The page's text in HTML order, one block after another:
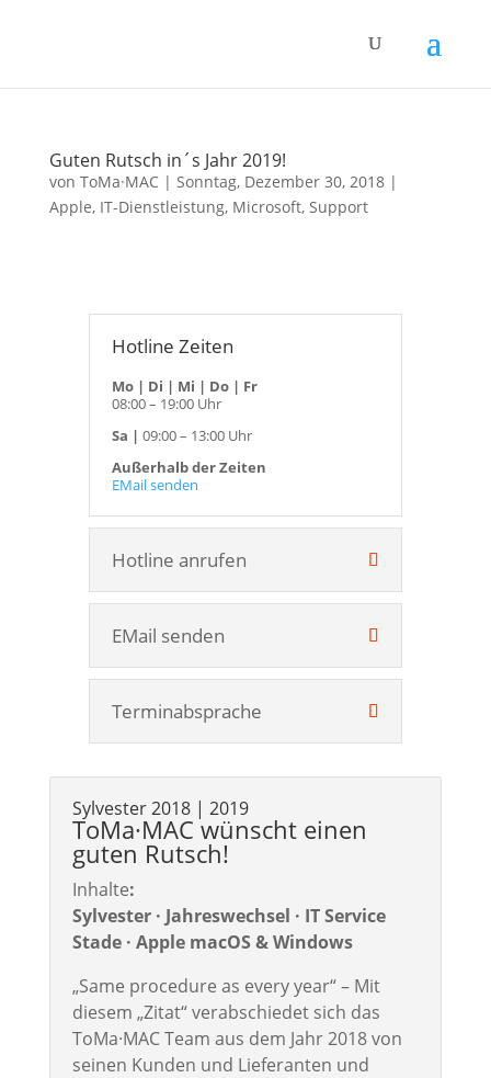
Guten Rutsch in´s Jahr 2019!
von ToMa·MAC| Sonntag, Dezember 30, 2018|
Apple, IT-Dienstleistung, Microsoft, Support
Hotline Zeiten
Mo | Di | Mi | Do | Fr
08:00 – 19:00 Uhr
Sa | 09:00 – 13:00 Uhr
Außerhalb der Zeiten
EMail senden
Hotline anrufen
EMail senden
Terminabsprache
Sylvester 2018 | 2019
ToMa·MAC wünscht einen
guten Rutsch!
Inhalte:
Sylvester · Jahreswechsel · IT Service
Stade · Apple macOS & Windows
„Same procedure as every year“ – Mit
diesem „Zitat“ verabschiedet sich das
ToMa·MAC Team aus dem Jahr 2018 von
seinen Kunden und Lieferanten und